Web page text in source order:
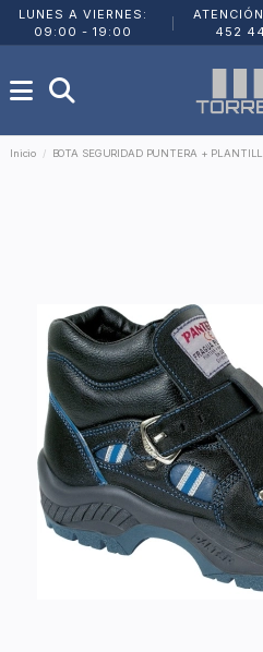
LUNES A VIERNES:
09:00 - 19:00
452
Inicio BOTA SEGURIDAD PUNTERA +